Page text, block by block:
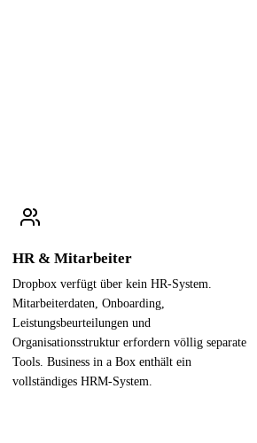
HR & Mitarbeiter
Dropbox verfügt über kein HR-System.
Mitarbeiterdaten, Onboarding,
Leistungsbeurteilungen und
Organisationsstruktur erfordern völlig separate
Tools. Business in a Box enthält ein
vollständiges HRM-System.